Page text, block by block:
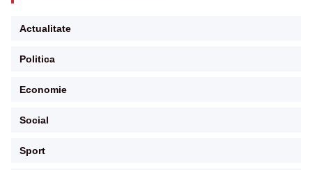
Actualitate
Politica
Economie
Social
Sport